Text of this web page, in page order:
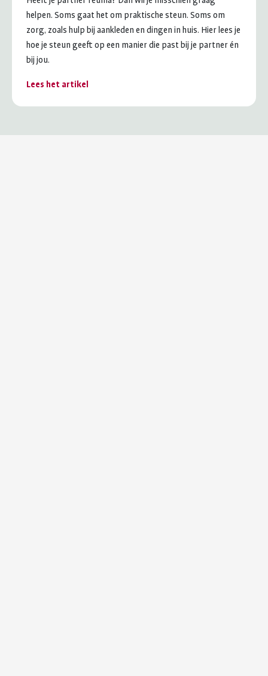
helpen. Soms gaat het om praktische steun. Soms om
zorg, zoals hulp bij aankleden en dingen in huis. Hier lees je
hoe je steun geeft op een manier die past bij je partner én
bij jou.
Lees het artikel